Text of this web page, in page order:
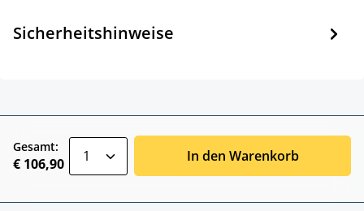
Sicherheitshinweise
Gesamt:
€ 106,90 In den Warenkorb